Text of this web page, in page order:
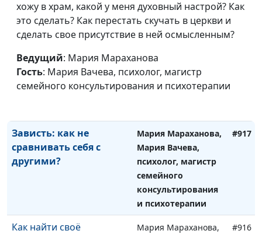
хожу в храм, какой у меня духовный настрой? Как
это сделать? Как перестать скучать в церкви и
сделать свое присутствие в ней осмысленным?
Ведущий: Мария Мараханова
Гость: Мария Вачева, психолог, магистр
семейного консультирования и психотерапии
психотерапии
Гнев в жизни
христианина
Мария Мараханова,
Мария Вачева,
психолог, магистр
семейного
консультирования и
#918
Зависть: как не
сравнивать себя с
другими?
Мария Мараханова,
Мария Вачева,
психолог, магистр
семейного
консультирования
и психотерапии
#917
Как найти своё
Мария Мараханова,
#916